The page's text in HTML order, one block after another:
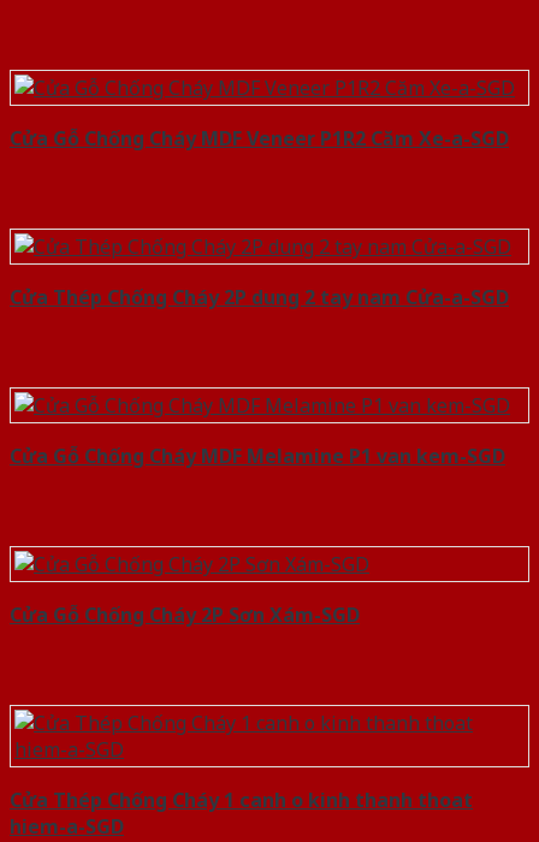
Cửa Gỗ Chống Cháy MDF Veneer P1R2 Căm Xe-a-SGD
Cửa Thép Chống Cháy 2P dung 2 tay nam Cửa-a-SGD
Cửa Gỗ Chống Cháy MDF Melamine P1 van kem-SGD
Cửa Gỗ Chống Cháy 2P Sơn Xám-SGD
Cửa Thép Chống Cháy 1 canh o kinh thanh thoat
hiem-a-SGD